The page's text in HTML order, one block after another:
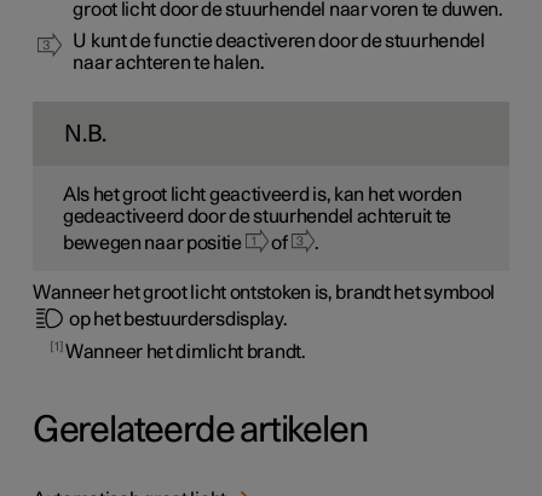
groot licht door de stuurhendel naar voren te duwen.
U kunt de functie deactiveren door de stuurhendel
naar achteren te halen.
N.B.
Als het groot licht geactiveerd is, kan het worden
gedeactiveerd door de stuurhendel achteruit te
bewegen naar positie
of .
Wanneer het groot licht ontstoken is, brandt het symbool
op het bestuurdersdisplay.
1 Wanneer het dimlicht brandt.
Gerelateerde artikelen